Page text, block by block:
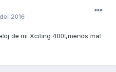
2016
de mi Xciting 400I,menos mal